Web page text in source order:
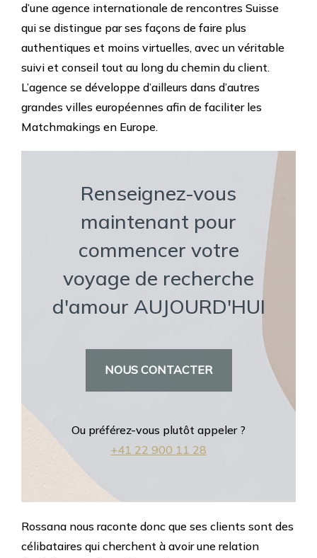
d’une agence internationale de rencontres Suisse
qui se distingue par ses façons de faire plus
authentiques et moins virtuelles, avec un véritable
suivi et conseil tout au long du chemin du client.
L’agence se développe d’ailleurs dans d’autres
grandes villes européennes afin de faciliter les
Matchmakings en Europe.
Renseignez-vous
maintenant pour
commencer votre
voyage de recherche
d'amour AUJOURD'HUI
NOUS CONTACTER
Ou préférez-vous plutôt appeler ?
+41 22 900 11 28
Rossana nous raconte donc que ses clients sont des
célibataires qui cherchent à avoir une relation